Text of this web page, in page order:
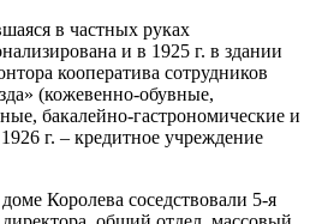
в частных руках
и в 1925 г. в здании
кооператива сотрудников
(кожевенно-обувные,
бакалейно-гастрономические и
г. – кредитное учреждение
Королева соседствовали 5-я